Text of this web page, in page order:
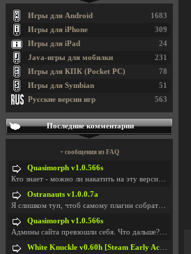
1683
Игры для Android
309
Игры для iPhone
24
Игры для iPad
231
Java-игры для мобилки
78
Игры для КПК (Pocket PC)
51
Игры для Symbian
563
Русские версии игр
Последние комментарии
+ сообщения из FAQ
Quasimorph v1.0.566s
Кто знает - можно ли накатить на эту версию моды?
Ostranauts v1.0.0.7a
Я слишком туп, чтоб самому плагин собрать. И что-т
Quasimorph v1.0.566s
Админы сайта превзошли себя. Что дальше? Засунь се
White Knuckle v0.60h [Steam Early Access]